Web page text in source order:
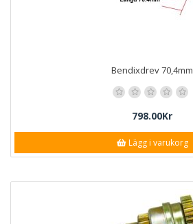
Bendixdrev 70,4mm
798.00Kr
Lägg i varukorg